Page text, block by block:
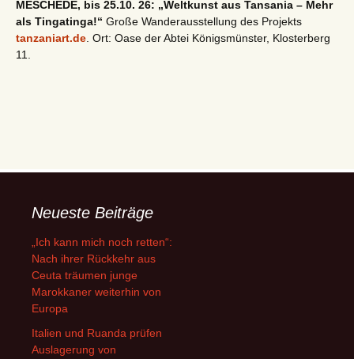
MESCHEDE, bis 25.10. 26: „Weltkunst aus Tansania – Mehr
als Tingatinga!“ Große Wanderausstellung des Projekts
tanzaniart.de . Ort: Oase der Abtei Königsmünster, Klosterberg
11.
Neueste Beiträge
„Ich kann mich noch retten“:
Nach ihrer Rückkehr aus
Ceuta träumen junge
Marokkaner weiterhin von
Europa
Italien und Ruanda prüfen
Auslagerung von